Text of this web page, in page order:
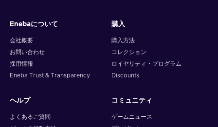
Enebaについて
会社概要
お問い合わせ
採用情報
Eneba Trust & Transparency
購入
購入方法
コレクション
ロイヤリティ・プログラム
Discounts
ヘルプ
よくあるご質問
コミュニティ
ゲームニュース